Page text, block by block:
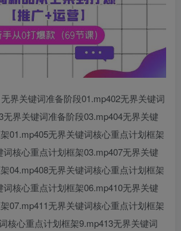
界关键词准备阶段01.mp402无界关键词
无界关键词准备阶段03.mp404无界关键
01.mp405无界关键词核心重点计划框架
核心重点计划框架03.mp407无界关键
04.mp408无界关键词核心重点计划框架
核心重点计划框架06.mp410无界关键
07.mp411无界关键词核心重点计划框架
核心重点计划框架9.mp413无界关键词